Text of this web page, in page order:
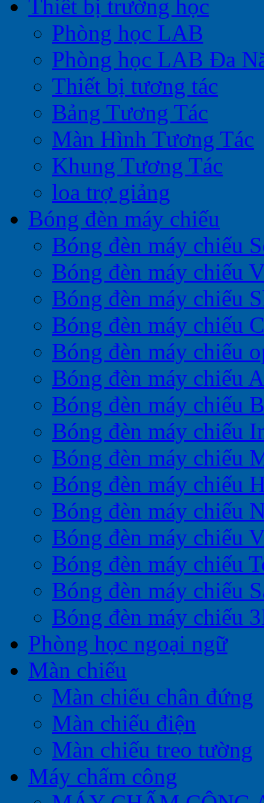
Thiết bị trường học
Phòng học LAB
Phòng học LAB Đa
Thiết bị tương tác
Bảng Tương Tác
Màn Hình Tương Tác
Khung Tương Tác
loa trợ giảng
Bóng đèn máy chiếu
Bóng đèn máy chiếu
Bóng đèn máy chiếu
Bóng đèn máy chiếu
Bóng đèn máy chiếu
Bóng đèn máy chiếu
Bóng đèn máy chiếu
Bóng đèn máy chiếu
Bóng đèn máy chiếu
Bóng đèn máy chiếu
Bóng đèn máy chiếu
Bóng đèn máy chiếu
Bóng đèn máy chiếu
Bóng đèn máy chiếu
Bóng đèn máy chiếu
Bóng đèn máy chiếu
Phòng học ngoại ngữ
Màn chiếu
Màn chiếu chân đứng
Màn chiếu điện
Màn chiếu treo tường
Máy chấm công